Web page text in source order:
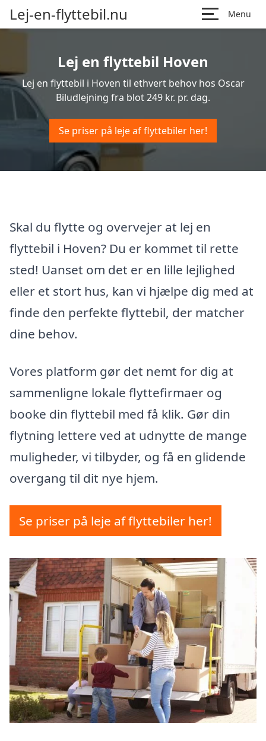
Lej-en-flyttebil.nu Menu
Lej en flyttebil Hoven
Lej en flyttebil i Hoven til ethvert behov hos Oscar
Biludlejning fra blot 249 kr. pr. dag.
Se priser på leje af flyttebiler her!
Skal du flytte og overvejer at lej en
flyttebil i Hoven? Du er kommet til rette
sted! Uanset om det er en lille lejlighed
eller et stort hus, kan vi hjælpe dig med at
finde den perfekte flyttebil, der matcher
dine behov.
Vores platform gør det nemt for dig at
sammenligne lokale flyttefirmaer og
booke din flyttebil med få klik. Gør din
flytning lettere ved at udnytte de mange
muligheder, vi tilbyder, og få en glidende
overgang til dit nye hjem.
Se priser på leje af flyttebiler her!